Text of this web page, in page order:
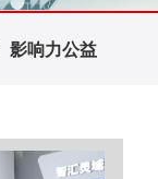
影响力公益